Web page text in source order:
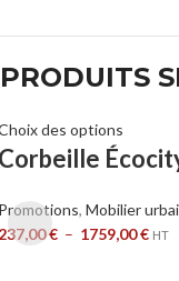
PRODUITS
des options
,Mobilier
€ – 1759,00€ HT